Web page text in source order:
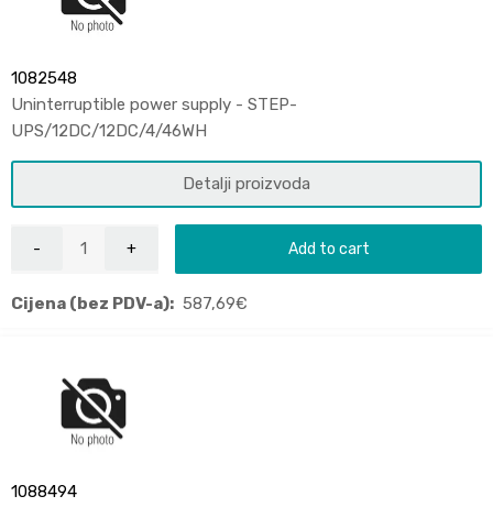
1082548
Uninterruptible power supply - STEP-
UPS/12DC/12DC/4/46WH
Detalji proizvoda
Add to cart
Cijena (bez PDV-a): 587,69€
1088494